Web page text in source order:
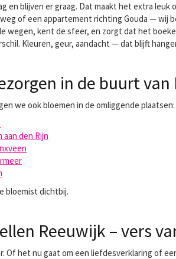
en blijven er graag. Dat maakt het extra
of een appartement richting Gouda — wij
wegen, kent de sfeer, en zorgt dat het
Kleuren, geur, aandacht — dat blijft
in de buurt van
we ook bloemen in de omliggende plaatsen:
aan den Rijn
bloemist dichtbij.
Reeuwijk – vers
Of het nu gaat om een liefdesverklaring of